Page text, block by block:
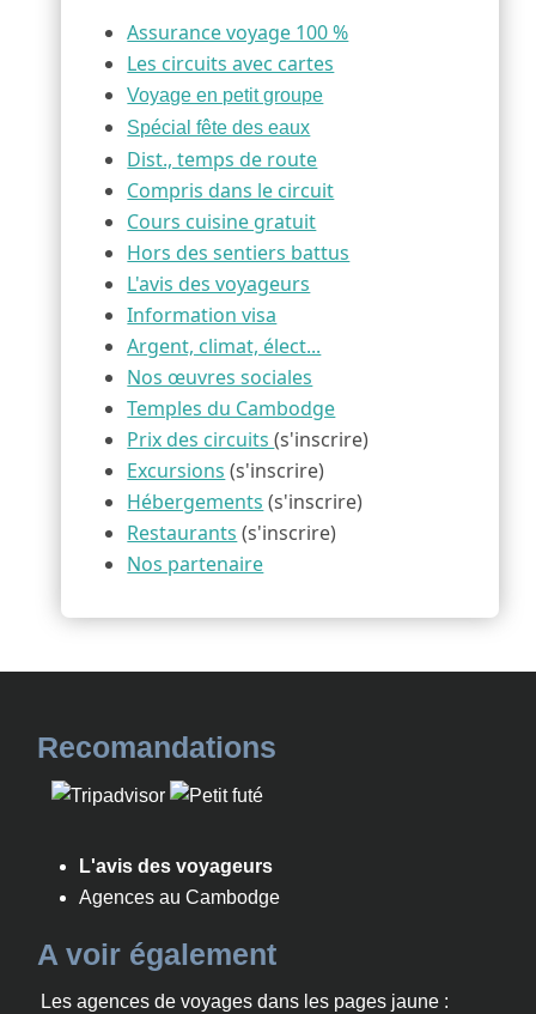
Assurance voyage 100 %
Les circuits avec cartes
Voyage en petit groupe
Spécial fête des eaux
Dist., temps de route
Compris dans le circuit
Cours cuisine gratuit
Hors des sentiers battus
L'avis des voyageurs
Information visa
Argent, climat, élect...
Nos œuvres sociales
Temples du Cambodge
Prix des circuits(s'inscrire)
Excursions (s'inscrire)
Hébergements (s'inscrire)
Restaurants (s'inscrire)
Nos partenaire
Recomandations
L'avis des voyageurs
Agences au Cambodge
A voir également
Les agences de voyages dans les pages jaune :